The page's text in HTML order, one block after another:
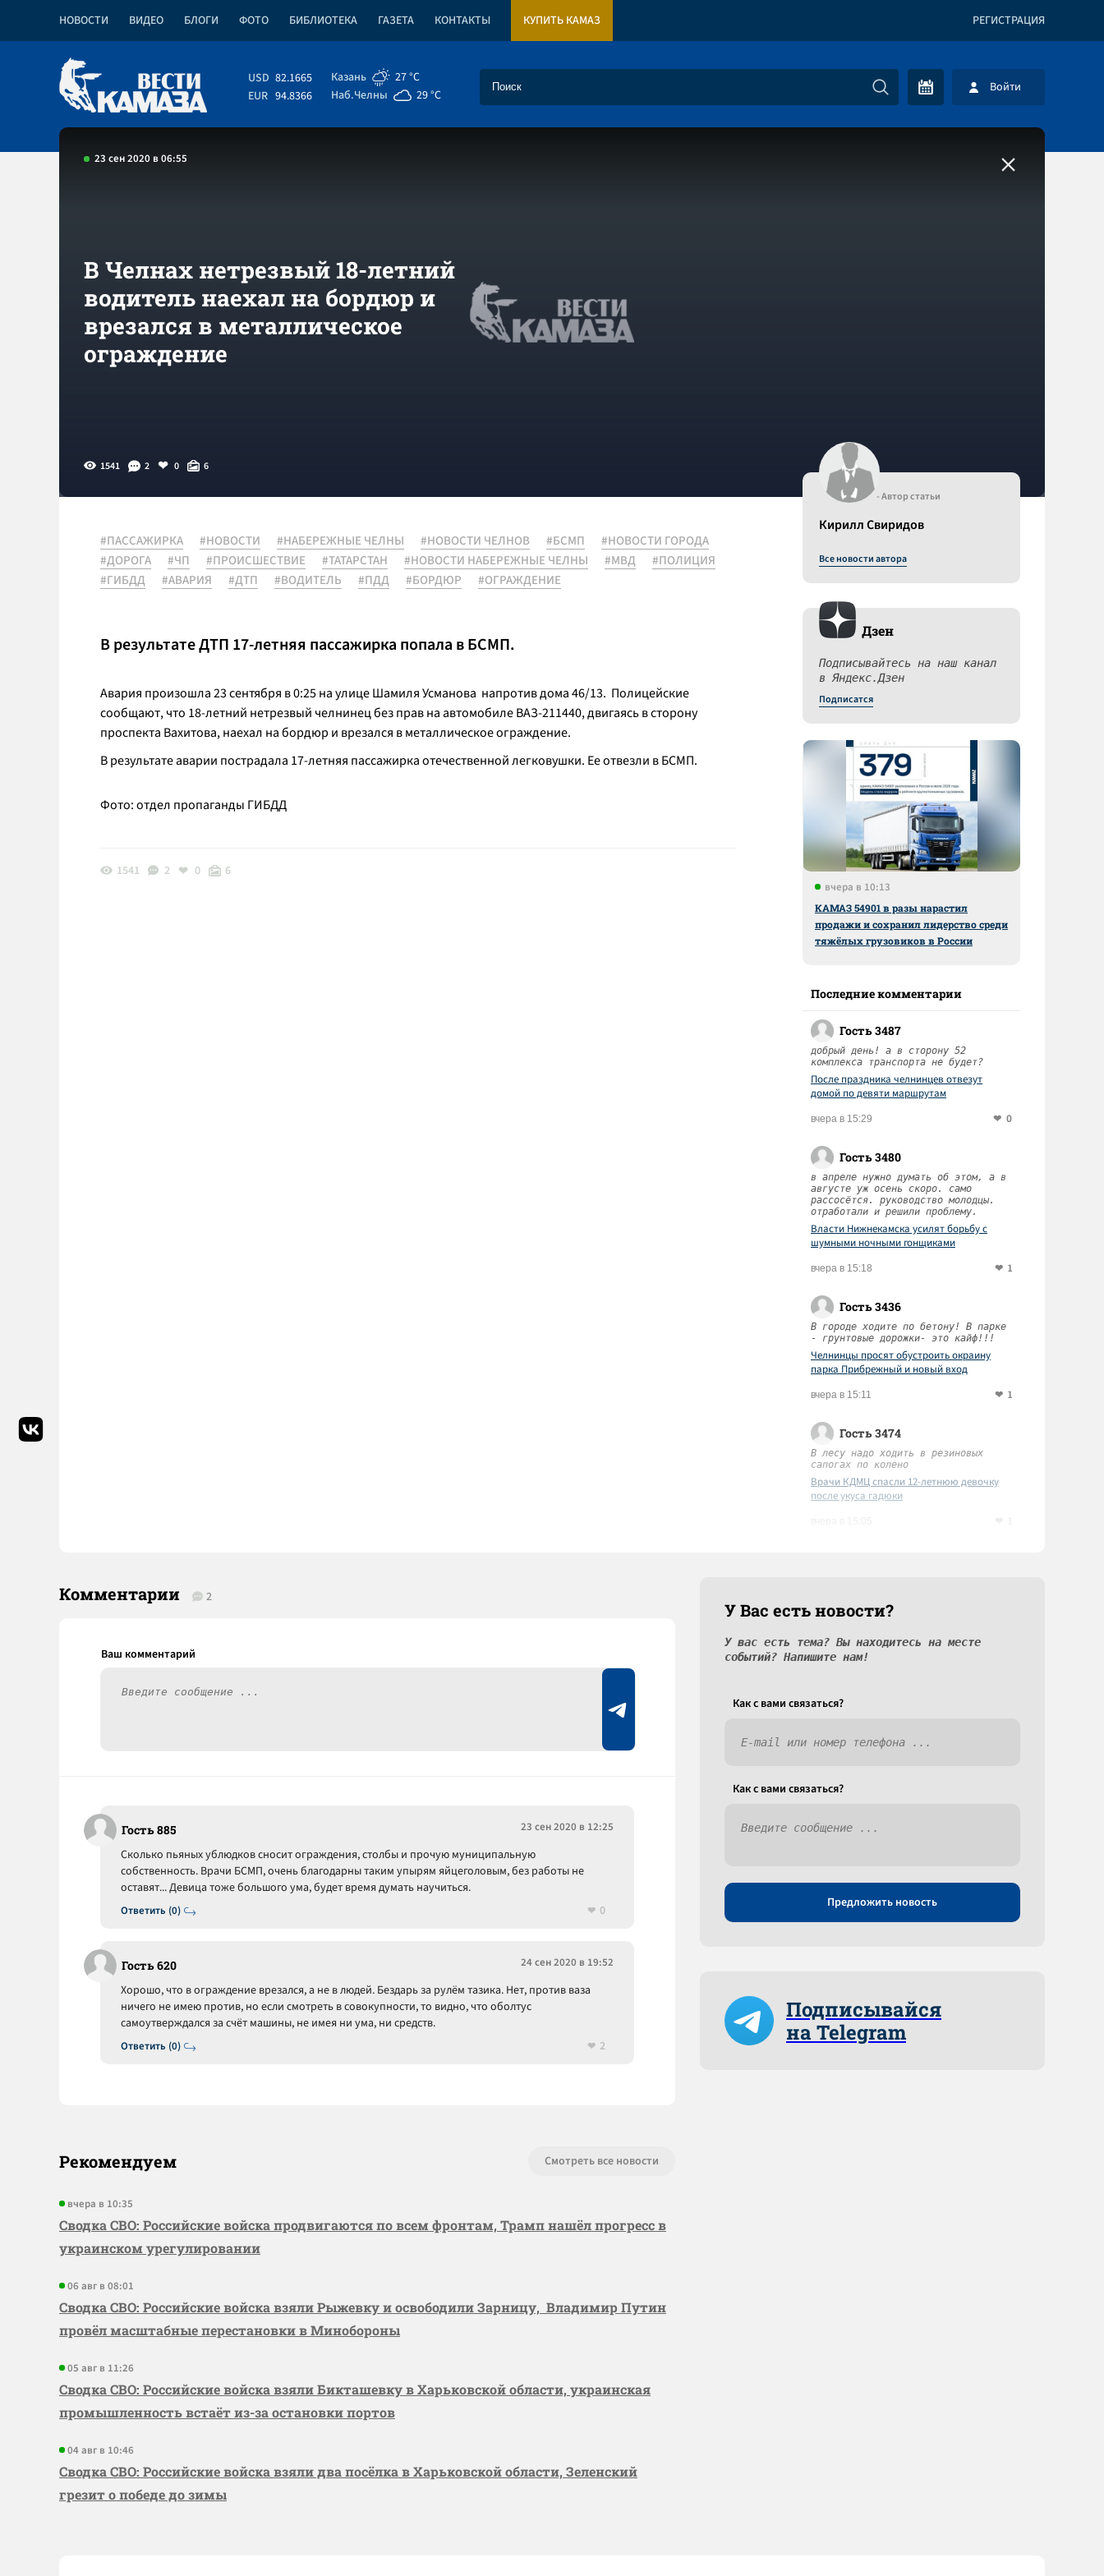
НОВОСТИ ВИДЕО БЛОГИ ФОТО БИБЛИОТЕКА ГАЗЕТА КОНТАКТЫ КУПИТЬ КАМАЗ РЕГИСТРАЦИЯ
USD 82.1665
EUR 94.8366
Казань
27 °C
Наб.Челны
29 °C Войти
23 сен 2020 в 06:55
В Челнах нетрезвый 18-летний
водитель наехал на бордюр и
врезался в металлическое
ограждение
1541 2 0 6
#ПАССАЖИРКА #НОВОСТИ #НАБЕРЕЖНЫЕ ЧЕЛНЫ #НОВОСТИ ЧЕЛНОВ #БСМП
#НОВОСТИ ГОРОДА
#ДОРОГА
#ЧП #ПРОИСШЕСТВИЕ #ТАТАРСТАН #НОВОСТИ НАБЕРЕЖНЫЕ ЧЕЛНЫ #МВД
#ПОЛИЦИЯ
#ГИБДД
#АВАРИЯ #ДТП #ВОДИТЕЛЬ #ПДД #БОРДЮР #ОГРАЖДЕНИЕ
В результате ДТП 17-летняя пассажирка попала в БСМП.
Авария произошла 23 сентября в 0:25 на улице Шамиля Усманова напротив дома 46/13. Полицейские
сообщают, что 18-летний нетрезвый челнинец без прав на автомобиле ВАЗ-211440, двигаясь в сторону
проспекта Вахитова, наехал на бордюр и врезался в металлическое ограждение.
В результате аварии пострадала 17-летняя пассажирка отечественной легковушки. Ее отвезли в БСМП.
Фото: отдел пропаганды ГИБДД
1541 2 0 6
- Автор статьи
Кирилл Свиридов
Все новости автора
Дзен
Подписывайтесь на наш канал
в Яндекс.Дзен
Подписатся
вчера в 10:13
КАМАЗ 54901 в разы нарастил
продажи и сохранил лидерство среди
тяжёлых грузовиков в России
Последние комментарии
Гость 3487
добрый день! а в сторону 52
комплекса транспорта не будет?
После праздника челнинцев отвезут
домой по девяти маршрутам
вчера в 15:29 0
Гость 3480
в апреле нужно думать об этом, а в
августе уж осень скоро. само
рассосётся. руководство молодцы.
отработали и решили проблему.
Власти Нижнекамска усилят борьбу с
шумными ночными гонщиками
вчера в 15:18 1
Гость 3436
В городе ходите по бетону! В парке
- грунтовые дорожки- это кайф!!!
Челнинцы просят обустроить окраину
парка Прибрежный и новый вход
вчера в 15:11 1
Гость 3474
В лесу надо ходить в резиновых
сапогах по колено
Врачи КДМЦ спасли 12-летнюю девочку
после укуса гадюки
Комментарии 2
Гость 885 23 сен 2020 в 12:25
Ответить (0)
Сколько пьяных ублюдков сносит ограждения, столбы и прочую муниципальную
собственность. Врачи БСМП, очень благодарны таким упырям яйцеголовым, без работы не
оставят... Девица тоже большого ума, будет время думать научиться.
0
Гость 620 24 сен 2020 в 19:52
Ответить (0)
Хорошо, что в ограждение врезался, а не в людей. Бездарь за рулём тазика. Нет, против ваза
ничего не имею против, но если смотреть в совокупности, то видно, что оболтус
самоутверждался за счёт машины, не имея ни ума, ни средств.
2
Рекомендуем Смотреть все новости
вчера в 10:35
Сводка СВО: Российские войска продвигаются по всем фронтам, Трамп нашёл прогресс в
украинском урегулировании
06 авг в 08:01
Сводка СВО: Российские войска взяли Рыжевку и освободили Зарницу, Владимир Путин
провёл масштабные перестановки в Минобороны
05 авг в 11:26
Сводка СВО: Российские войска взяли Бикташевку в Харьковской области, украинская
промышленность встаёт из-за остановки портов
04 авг в 10:46
Сводка СВО: Российские войска взяли два посёлка в Харьковской области, Зеленский
грезит о победе до зимы
У Вас есть новости?
У вас есть тема? Вы находитесь на месте
событий? Напишите нам!
Как c вами связаться?
Как c вами связаться?
Предложить новость
Подписывайся
на Telegram